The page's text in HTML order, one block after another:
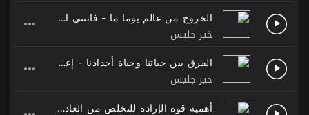
الخروج من عالم يوما ما - فاتتني الصلاة بقلم إسلام جمال
خير جليس
الفرق بين حياتنا وحياة أجدادنا - إعادة الضبط بقلم د. ريتشارد أوكونور
خير جليس
أهمية قوة الإرادة للتخلص من العادات السيئة - إعادة الضبط بقلم ريتشارد أوكونور